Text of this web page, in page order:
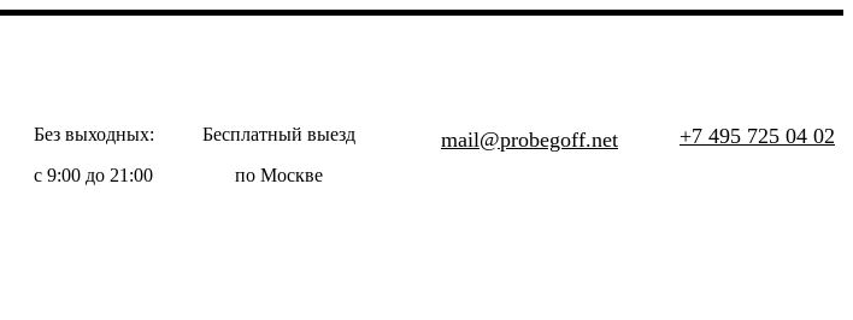
+7 495 725 04 02
mail@probegoff.net
Бесплатный выезд
по Москве
Без выходных:
с 9:00 до 21:00